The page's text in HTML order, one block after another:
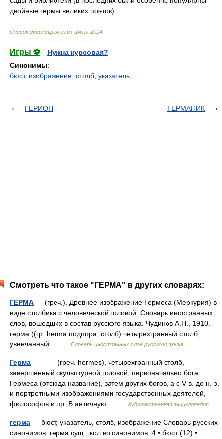
двойные гермы великих поэтов).
Список древнегреческих имен 2014
Игры ⚽
Нужна курсовая?
Синонимы:
бюст, изображение столб указатель
ГЕРИОН ГЕРМАНИК
Смотреть что такое "ГЕРМА" в других словарях:
ГЕРМА — (греч.). Древнее изображение Гермеса (Меркурия) в
виде столбика с человеческой головой. Словарь иностранных
слов, вошедших в состав русского языка. Чудинов А.Н., 1910.
герма ((гр. herma подпора, столб) четырехгранный столб,
увенчанный… …
Словарь иностранных слов русского языка
Герма — (греч. hermes), четырехгранный столб,
завершённый скульптурной головой, первоначально бога
Гермеса (отсюда название), затем других богов, а с V в. до н. э.
и портретными изображениями государственных деятелей,
философов и пр. В античную… …
Художественная энциклопедия
герма — бюст, указатель, столб, изображение Словарь русских
синонимов. герма сущ., кол во синонимов: 4 • бюст (12) • …